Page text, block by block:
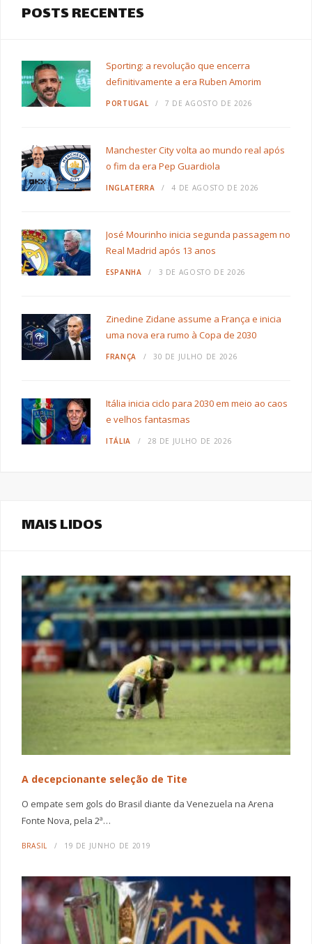
POSTS RECENTES
Sporting: a revolução que encerra
definitivamente a era Ruben Amorim
PORTUGAL 7 DE AGOSTO DE 2026
Manchester City volta ao mundo real após
o fim da era Pep Guardiola
INGLATERRA 4 DE AGOSTO DE 2026
José Mourinho inicia segunda passagem no
Real Madrid após 13 anos
ESPANHA 3 DE AGOSTO DE 2026
Zinedine Zidane assume a França e inicia
uma nova era rumo à Copa de 2030
FRANÇA 30 DE JULHO DE 2026
Itália inicia ciclo para 2030 em meio ao caos
e velhos fantasmas
ITÁLIA 28 DE JULHO DE 2026
MAIS LIDOS
A decepcionante seleção de Tite
O empate sem gols do Brasil diante da Venezuela na Arena
Fonte Nova, pela 2ª…
BRASIL 19 DE JUNHO DE 2019